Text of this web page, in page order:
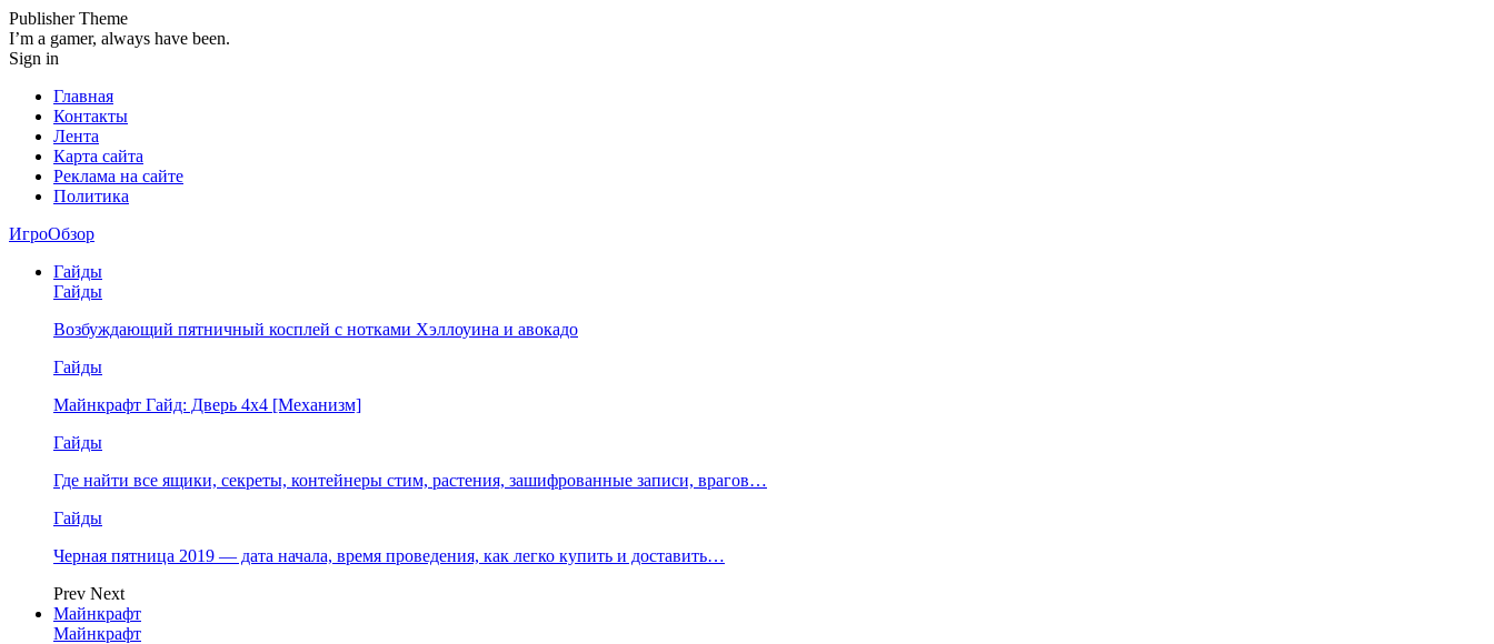
Publisher Theme
I’m a gamer, always have been.
Sign in
Главная
Контакты
Лента
Карта сайта
Реклама на сайте
Политика
ИгроОбзор
Гайды
Гайды
Возбуждающий пятничный косплей с нотками Хэллоуина и авокадо
Гайды
Майнкрафт Гайд: Дверь 4х4 [Механизм]
Гайды
Где найти все ящики, секреты, контейнеры стим, растения, зашифрованные записи, врагов…
Гайды
Черная пятница 2019 — дата начала, время проведения, как легко купить и доставить…
Prev Next
Майнкрафт
Майнкрафт